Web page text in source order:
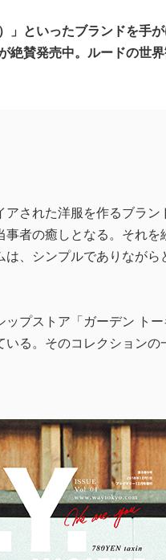
」といったブランドを手
賛発売中。ルードの世
された洋服を作るブラ
者の癒しとなる。それ
、シンプルでありながら
プストア「ガーデン ト
る。そのコレクション